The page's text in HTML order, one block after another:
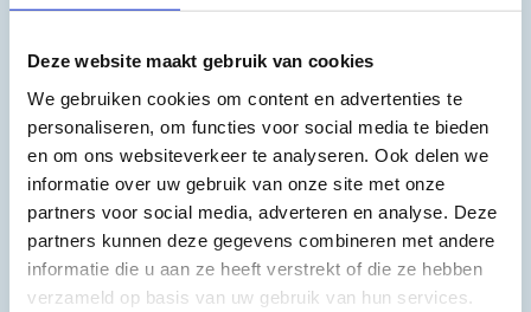
Deze website maakt gebruik van cookies
We gebruiken cookies om content en advertenties te
personaliseren, om functies voor social media te bieden
en om ons websiteverkeer te analyseren. Ook delen we
informatie over uw gebruik van onze site met onze
partners voor social media, adverteren en analyse. Deze
partners kunnen deze gegevens combineren met andere
informatie die u aan ze heeft verstrekt of die ze hebben
verzameld op basis van uw gebruik van hun services.